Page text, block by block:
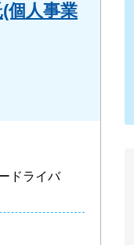
個人事業
ドライバ